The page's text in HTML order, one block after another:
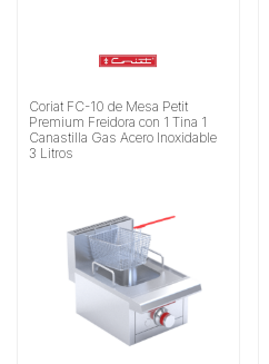
Coriat FC-10 de Mesa Petit
Premium Freidora con 1 Tina 1
Canastilla Gas Acero Inoxidable
3 Litros